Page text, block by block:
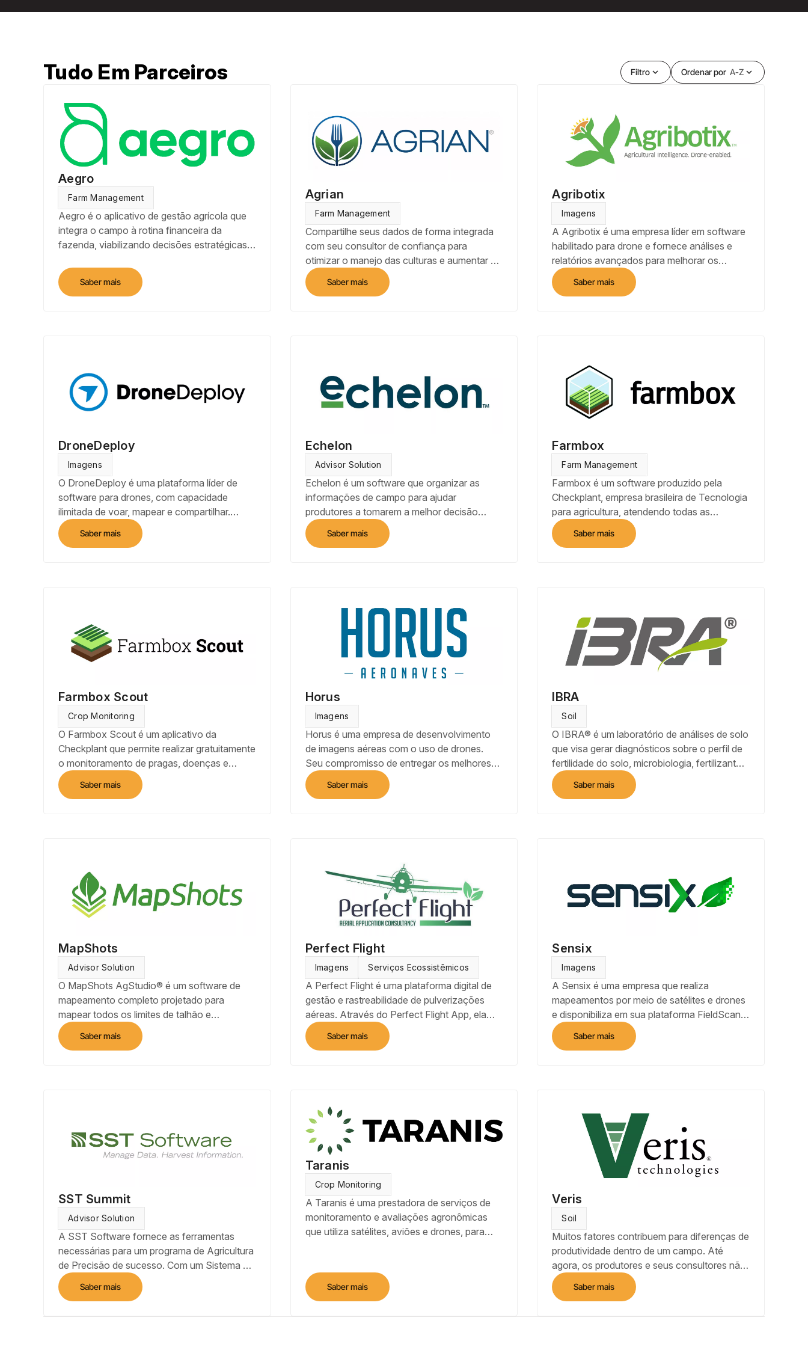
Tudo Em Parceiros Filtro expand_more Ordenar por A-Z expand_more
Aegro
Farm Management
Aegro é o aplicativo de gestão agrícola que
integra o campo à rotina financeira da
fazenda, viabilizando decisões estratégicas e
do seu negócio rural.
Saber mais
Agrian
Farm Management
Compartilhe seus dados de forma integrada
com seu consultor de confiança para
otimizar o manejo das culturas e aumentar a
produtividade com insights precisos.
Saber mais
Agribotix
Imagens
A Agribotix é uma empresa líder em software
habilitado para drone e fornece análises e
relatórios avançados para melhorar os
resultados das colheitas e aumentar a
rentabilidade do agricultor.
Saber mais
DroneDeploy
Imagens
O DroneDeploy é uma plataforma líder de
software para drones, com capacidade
ilimitada de voar, mapear e compartilhar.
Automatize voos usando um aplicativo
móvel, crie mapas, relatórios e modelos 3D
exportações e integrações.
Saber mais
Echelon
Advisor Solution
Echelon é um software que organizar as
informações de campo para ajudar
produtores a tomarem a melhor decisão
agronômica, abordando corretamente os
insumos e aumentando os rendimentos. Os
do Climate FieldView.
Saber mais
Farmbox
Farm Management
Farmbox é um software produzido pela
Checkplant, empresa brasileira de Tecnologia
para agricultura, atendendo todas as
demandas de gestão do campo. Ao inserir as
informações sobre a lavoura no Farmbox,
completa para quem busca gestão
agronômica eficiente do campo.
Saber mais
Farmbox Scout
Crop Monitoring
O Farmbox Scout é um aplicativo da
Checkplant que permite realizar gratuitamente
o monitoramento de pragas, doenças e
daninhas de forma georreferenciada através
do smartphone e gerar o mapa de calor da
Saber mais
Horus
Imagens
Horus é uma empresa de desenvolvimento
de imagens aéreas com o uso de drones.
Seu compromisso de entregar os melhores
resultados, atuando de ponta a ponta, desde
a fabricação drones de asa fixa com foco
Saber mais
IBRA
Soil
O IBRA® é um laboratório de análises de solo
que visa gerar diagnósticos sobre o perfil de
fertilidade do solo, microbiologia, fertilizante e
sementes. Sua plataforma digital, o
FieldPoint, possibilita realizar a marcação
Saber mais
MapShots
Advisor Solution
O MapShots AgStudio® é um software de
mapeamento completo projetado para
mapear todos os limites de talhão e
programas de amostragem de solo agrícola
utilizando GPS. MapShots AgStudio® se
Saber mais
Perfect Flight
Imagens Serviços Ecossistêmicos
A Perfect Flight é uma plataforma digital de
gestão e rastreabilidade de pulverizações
aéreas. Através do Perfect Flight App, ela
gera relatórios de análises de custos das
aplicações bem como mapas de cobertura,
Saber mais
Sensix
Imagens
A Sensix é uma empresa que realiza
mapeamentos por meio de satélites e drones
e disponibiliza em sua plataforma FieldScan
mapas de solo, clima, variabilidade de
biomassa e incidência de plantas daninhas,
Saber mais
SST Summit
Advisor Solution
A SST Software fornece as ferramentas
necessárias para um programa de Agricultura
de Precisão de sucesso. Com um Sistema de
Informações Geográficas (SIG), sistema de
coleta de dados no campo, processamento
Saber mais
Taranis
Crop Monitoring
A Taranis é uma prestadora de serviços de
monitoramento e avaliações agronômicas
que utiliza satélites, aviões e drones, para
plantas daninhas por meio de seu algoritmo
de inteligência artificial (AI2).
Saber mais
Veris
Soil
Muitos fatores contribuem para diferenças de
produtividade dentro de um campo. Até
agora, os produtores e seus consultores não
tinham uma solução fácil de usar para
combinar essas características essenciais do
Saber mais